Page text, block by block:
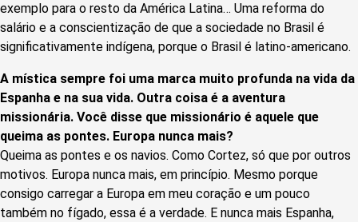
exemplo para o resto da América Latina… Uma reforma do
salário e a conscientização de que a sociedade no Brasil é
significativamente indígena, porque o Brasil é latino-americano.
A mística sempre foi uma marca muito profunda na vida da
Espanha e na sua vida. Outra coisa é a aventura
missionária. Você disse que missionário é aquele que
queima as pontes. Europa nunca mais?
Queima as pontes e os navios. Como Cortez, só que por outros
motivos. Europa nunca mais, em princípio. Mesmo porque
consigo carregar a Europa em meu coração e um pouco
também no fígado, essa é a verdade. E nunca mais Espanha,